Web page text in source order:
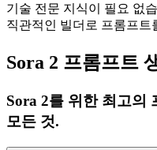
기술 전문 지식이 필요 없
직관적인 빌더로 프롬프트
Sora 2 프롬프트
Sora 2를 위한 최고의
모든 것.